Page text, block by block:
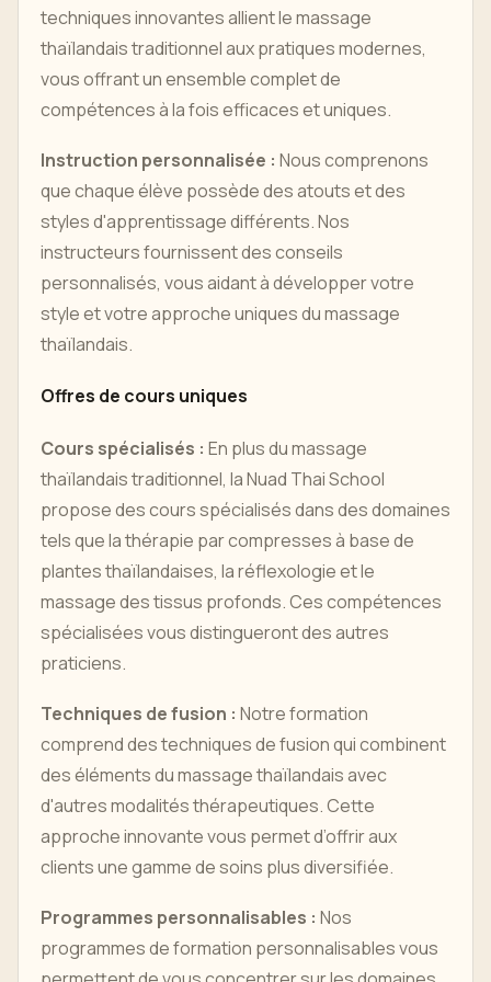
techniques innovantes allient le massage
thaïlandais traditionnel aux pratiques modernes,
vous offrant un ensemble complet de
compétences à la fois efficaces et uniques.
Instruction personnalisée : Nous comprenons
que chaque élève possède des atouts et des
styles d'apprentissage différents. Nos
instructeurs fournissent des conseils
personnalisés, vous aidant à développer votre
style et votre approche uniques du massage
thaïlandais.
Offres de cours uniques
Cours spécialisés : En plus du massage
thaïlandais traditionnel, la Nuad Thai School
propose des cours spécialisés dans des domaines
tels que la thérapie par compresses à base de
plantes thaïlandaises, la réflexologie et le
massage des tissus profonds. Ces compétences
spécialisées vous distingueront des autres
praticiens.
Techniques de fusion : Notre formation
comprend des techniques de fusion qui combinent
des éléments du massage thaïlandais avec
d'autres modalités thérapeutiques. Cette
approche innovante vous permet d’offrir aux
clients une gamme de soins plus diversifiée.
Programmes personnalisables : Nos
programmes de formation personnalisables vous